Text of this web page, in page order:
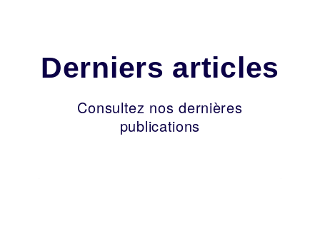
Derniers articles
Consultez nos dernières
publications